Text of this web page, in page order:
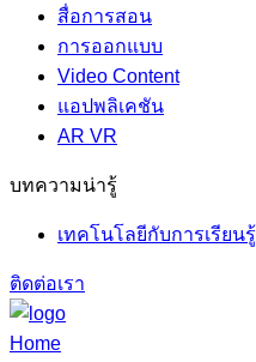
สื่อการสอน
การออกแบบ
Video Content
แอปพลิเคชัน
AR VR
บทความน่ารู้
เทคโนโลยีกับการเรียนรู้
ติดต่อเรา
Home